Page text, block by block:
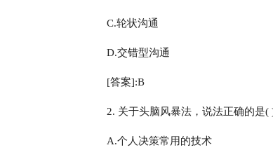
C.轮状沟通
D.交错型沟通
[答案]:B
2. 关于头脑风暴法，说法正确的是( )
A.个人决策常用的技术